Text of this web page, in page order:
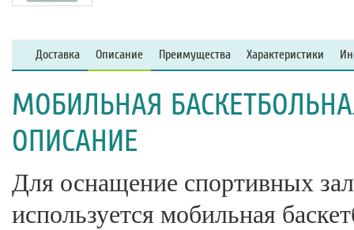
Доставка Описание Преимущества Характеристики
МОБИЛЬНАЯ
ОПИСАНИЕ
Для оснащение спортивных
используется мобильная